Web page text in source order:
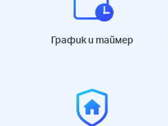
График и таймер